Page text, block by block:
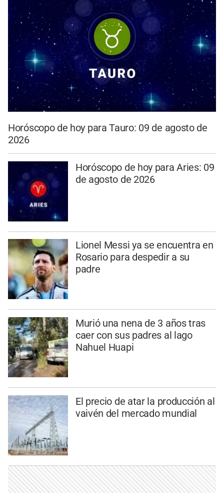
Horóscopo de hoy para Tauro: 09 de agosto de
2026
Horóscopo de hoy para Aries: 09
de agosto de 2026
Lionel Messi ya se encuentra en
Rosario para despedir a su
padre
Murió una nena de 3 años tras
caer con sus padres al lago
Nahuel Huapi
El precio de atar la producción al
vaivén del mercado mundial